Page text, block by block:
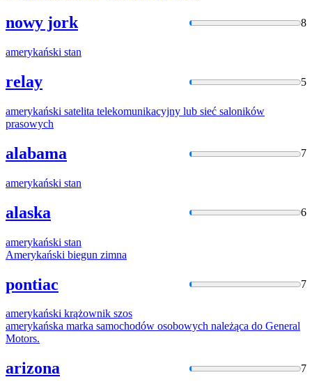
nowy jork 8
amerykański stan
relay 5
amerykański satelita telekomunikacyjny lub sieć saloników
prasowych
alabama 7
amerykański stan
alaska 6
amerykański stan
Amerykański biegun zimna
pontiac 7
amerykański krążownik szos
amerykańska marka samochodów osobowych należąca do General
Motors.
arizona 7